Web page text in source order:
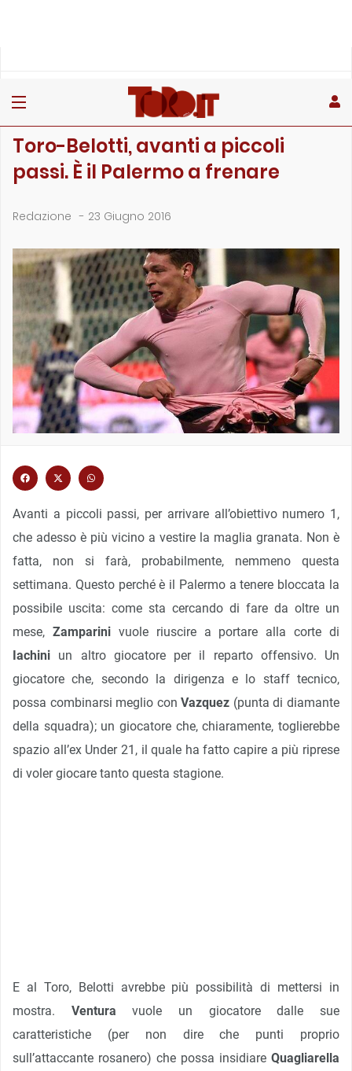
Toro-Belotti, avanti a piccoli
passi. È il Palermo a frenare
Redazione - 23 Giugno 2016
Avanti a piccoli passi, per arrivare all’obiettivo numero 1,
che adesso è più vicino a vestire la maglia granata. Non è
fatta, non si farà, probabilmente, nemmeno questa
settimana. Questo perché è il Palermo a tenere bloccata la
possibile uscita: come sta cercando di fare da oltre un
mese, Zamparinivuole riuscire a portare alla corte di
Iachini un altro giocatore per il reparto offensivo. Un
giocatore che, secondo la dirigenza e lo staff tecnico,
possa combinarsi meglio conVazquez (punta di diamante
della squadra); un giocatore che, chiaramente, toglierebbe
spazio all’ex Under 21, il quale ha fatto capire a più riprese
di voler giocare tanto questa stagione.
E al Toro, Belotti avrebbe più possibilità di mettersi in
mostra. Ventura vuole un giocatore dalle sue
caratteristiche (per non dire che punti proprio
sull’attaccante rosanero) che possa insidiare Quagliarella